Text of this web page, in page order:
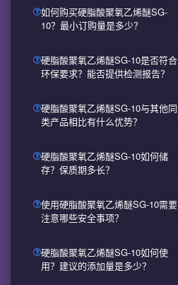
如何购买硬脂酸聚氧乙烯醚SG-
10？最小订购量是多少？
硬脂酸聚氧乙烯醚SG-10是否符合
环保要求？能否提供检测报告？
硬脂酸聚氧乙烯醚SG-10与其他同
类产品相比有什么优势？
硬脂酸聚氧乙烯醚SG-10如何储
存？保质期多长？
使用硬脂酸聚氧乙烯醚SG-10需要
注意哪些安全事项？
硬脂酸聚氧乙烯醚SG-10如何使
用？建议的添加量是多少？